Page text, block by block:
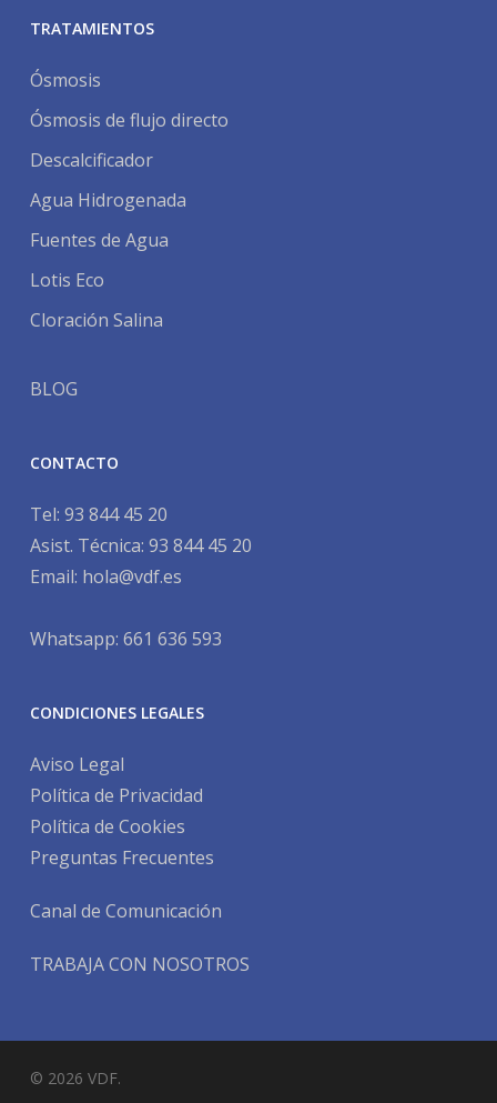
TRATAMIENTOS
Ósmosis
Ósmosis de flujo directo
Descalcificador
Agua Hidrogenada
Fuentes de Agua
Lotis Eco
Cloración Salina
BLOG
CONTACTO
Tel: 93 844 45 20
Asist. Técnica: 93 844 45 20
Email: hola@vdf.es
Whatsapp: 661 636 593
CONDICIONES LEGALES
Aviso Legal
Política de Privacidad
Política de Cookies
Preguntas Frecuentes
Canal de Comunicación
TRABAJA CON NOSOTROS
© 2026 VDF.